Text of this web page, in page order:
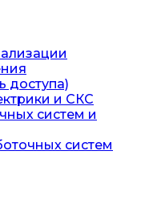
доступа)
и СКС
систем и
систем